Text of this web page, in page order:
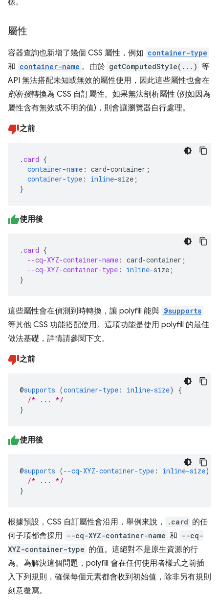
樣。
屬性
容器查詢也新增了幾個 CSS 屬性，例如 container-type
和 container-name 。由於 getComputedStyle(...) 等
API 無法搭配未知或無效的屬性使用，因此這些屬性也會在
剖析後轉換為 CSS 自訂屬性。如果無法剖析屬性 (例如因為
屬性含有無效或不明的值)，則會讓瀏覽器自行處理。
之前
.card {
container-name : card-container ;
container-type : inline-size ;
}
使用後
.card {
--cq-XYZ-container-name : card-container ;
--cq-XYZ-container-type : inline-size ;
}
這些屬性會在偵測到時轉換，讓 polyfill 能與 @supports
等其他 CSS 功能搭配使用。這項功能是使用 polyfill 的最佳
做法基礎，詳情請參閱下文。
之前
@supports (container-type : inline-size)
{
/* ... */
}
使用後
@supports (--cq-XYZ-container-type : inline-size)
/* ... */
}
根據預設，CSS 自訂屬性會沿用，舉例來說， .card 的任
何子項都會採用 --cq-XYZ-container-name 和 --cq-
XYZ-container-type 的值。這絕對不是原生資源的行
為。為解決這個問題，polyfill 會在任何使用者樣式之前插
入下列規則，確保每個元素都會收到初始值，除非另有規則
刻意覆寫。